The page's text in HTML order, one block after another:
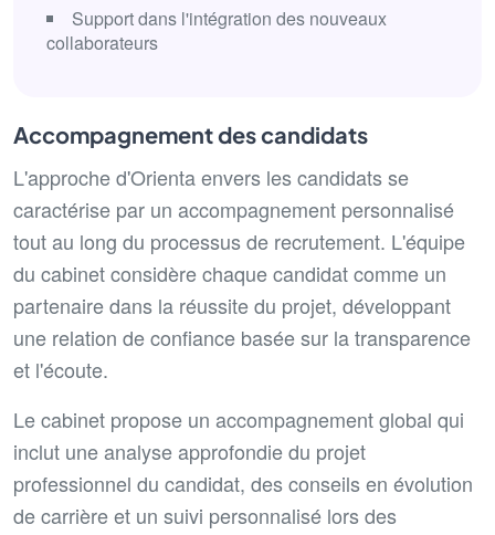
Support dans l'intégration des nouveaux
collaborateurs
Accompagnement des candidats
L'approche d'Orienta envers les candidats se
caractérise par un accompagnement personnalisé
tout au long du processus de recrutement. L'équipe
du cabinet considère chaque candidat comme un
partenaire dans la réussite du projet, développant
une relation de confiance basée sur la transparence
et l'écoute.
Le cabinet propose un accompagnement global qui
inclut une analyse approfondie du projet
professionnel du candidat, des conseils en évolution
de carrière et un suivi personnalisé lors des